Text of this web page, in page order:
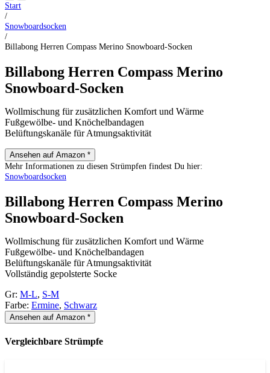
Start
/
Snowboardsocken
/
Billabong Herren Compass Merino Snowboard-Socken
Billabong Herren Compass Merino
Snowboard-Socken
Wollmischung für zusätzlichen Komfort und Wärme
Fußgewölbe- und Knöchelbandagen
Belüftungskanäle für Atmungsaktivität
Ansehen auf Amazon *
Mehr Informationen zu diesen Strümpfen findest Du hier:
Snowboardsocken
Billabong Herren Compass Merino
Snowboard-Socken
Wollmischung für zusätzlichen Komfort und Wärme
Fußgewölbe- und Knöchelbandagen
Belüftungskanäle für Atmungsaktivität
Vollständig gepolsterte Socke
Gr: M-L, S-M
Farbe: Ermine, Schwarz
Ansehen auf Amazon *
Vergleichbare Strümpfe